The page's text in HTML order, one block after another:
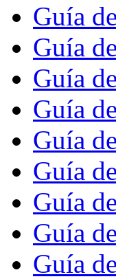
Guía
Guía
Guía
Guía
Guía
Guía
Guía
Guía
Guía